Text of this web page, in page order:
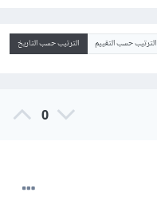
الترتيب حسب التقييم الترتيب حسب التاريخ
0